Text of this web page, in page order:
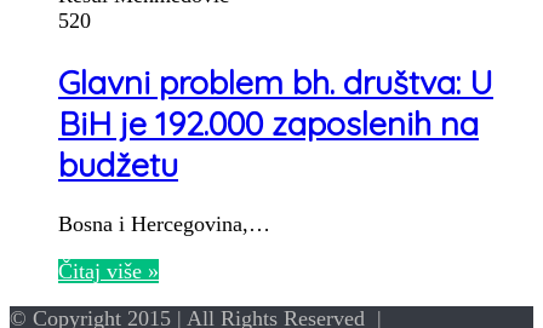
520
Glavni problem bh. društva: U
BiH je 192.000 zaposlenih na
budžetu
Bosna i Hercegovina,…
Čitaj više »
© Copyright 2015 | All Rights Reserved |